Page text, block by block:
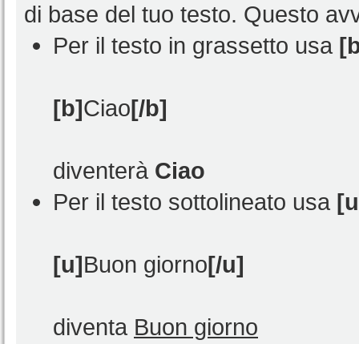
di base del tuo testo. Questo
Per il testo in grassetto usa
[b]Ciao[/b]
diventerà Ciao
Per il testo sottolineato usa
[u]Buon giorno[/u]
diventa Buon giorno